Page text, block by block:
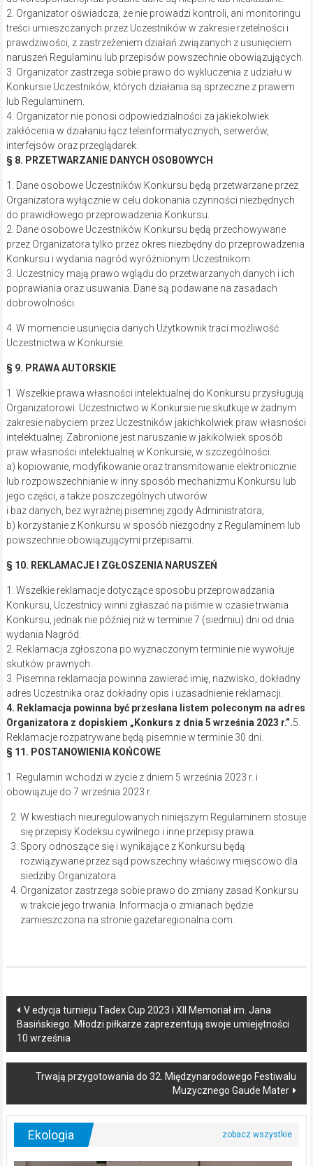
2. Organizator oświadcza, że nie prowadzi kontroli, ani monitoringu
treści umieszczanych przez Uczestników w zakresie rzetelności i
prawdziwości, z zastrzeżeniem działań związanych z usunięciem
naruszeń Regulaminu lub przepisów powszechnie obowiązujących.
3. Organizator zastrzega sobie prawo do wykluczenia z udziału w
Konkursie Uczestników, których działania są sprzeczne z prawem
lub Regulaminem.
4. Organizator nie ponosi odpowiedzialności za jakiekolwiek
zakłócenia w działaniu łącz teleinformatycznych, serwerów,
interfejsów oraz przeglądarek.
§ 8. PRZETWARZANIE DANYCH OSOBOWYCH
1. Dane osobowe Uczestników Konkursu będą przetwarzane przez
Organizatora wyłącznie w celu dokonania czynności niezbędnych
do prawidłowego przeprowadzenia Konkursu.
2. Dane osobowe Uczestników Konkursu będą przechowywane
przez Organizatora tylko przez okres niezbędny do przeprowadzenia
Konkursu i wydania nagród wyróżnionym Uczestnikom.
3. Uczestnicy mają prawo wglądu do przetwarzanych danych i ich
poprawiania oraz usuwania. Dane są podawane na zasadach
dobrowolności.
4. W momencie usunięcia danych Użytkownik traci możliwość
Uczestnictwa w Konkursie.
§ 9. PRAWA AUTORSKIE
1. Wszelkie prawa własności intelektualnej do Konkursu przysługują
Organizatorowi. Uczestnictwo w Konkursie nie skutkuje w żadnym
zakresie nabyciem przez Uczestników jakichkolwiek praw własności
intelektualnej. Zabronione jest naruszanie w jakikolwiek sposób
praw własności intelektualnej w Konkursie, w szczególności:
a) kopiowanie, modyfikowanie oraz transmitowanie elektronicznie
lub rozpowszechnianie w inny sposób mechanizmu Konkursu lub
jego części, a także poszczególnych utworów
i baz danych, bez wyraźnej pisemnej zgody Administratora;
b) korzystanie z Konkursu w sposób niezgodny z Regulaminem lub
powszechnie obowiązującymi przepisami.
§ 10. REKLAMACJE I ZGŁOSZENIA NARUSZEŃ
1. Wszelkie reklamacje dotyczące sposobu przeprowadzania
Konkursu, Uczestnicy winni zgłaszać na piśmie w czasie trwania
Konkursu, jednak nie później niż w terminie 7 (siedmiu) dni od dnia
wydania Nagród.
2. Reklamacja zgłoszona po wyznaczonym terminie nie wywołuje
skutków prawnych.
3. Pisemna reklamacja powinna zawierać imię, nazwisko, dokładny
adres Uczestnika oraz dokładny opis i uzasadnienie reklamacji.
4. Reklamacja powinna być przesłana listem poleconym na adres
Organizatora z dopiskiem „Konkurs z dnia 5 września 2023 r.”.5.
Reklamacje rozpatrywane będą pisemnie w terminie 30 dni.
§ 11. POSTANOWIENIA KOŃCOWE
1. Regulamin wchodzi w życie z dniem 5 września 2023 r. i
obowiązuje do 7 września 2023 r.
W kwestiach nieuregulowanych niniejszym Regulaminem stosuje
się przepisy Kodeksu cywilnego i inne przepisy prawa.
Spory odnoszące się i wynikające z Konkursu będą
rozwiązywane przez sąd powszechny właściwy miejscowo dla
siedziby Organizatora.
Organizator zastrzega sobie prawo do zmiany zasad Konkursu
w trakcie jego trwania. Informacja o zmianach będzie
zamieszczona na stronie gazetaregionalna.com.
Post
navigation
V edycja turnieju Tadex Cup 2023 i XII Memoriał im. Jana
Basińskiego. Młodzi piłkarze zaprezentują swoje umiejętności
10 września
Trwają przygotowania do 32. Międzynarodowego Festiwalu
Muzycznego Gaude Mater
Ekologia